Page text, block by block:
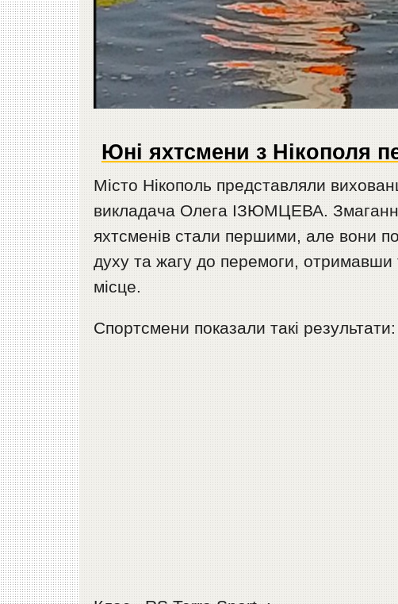
Юні яхтсмени з Нікополя
Місто Нікополь представляли
викладача Олега ІЗЮМЦЕВА.
яхтсменів стали першими, але вони
духу та жагу до перемоги, отримавши
місце.
Спортсмени показали такі результати: